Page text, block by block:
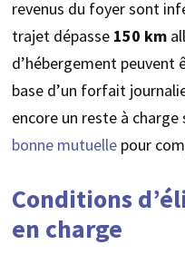
revenus du foyer sont
trajet dépasse 150 km
d’hébergement peuvent
base d’un forfait
encore un reste à
bonne mutuellepour
Conditions
en charge